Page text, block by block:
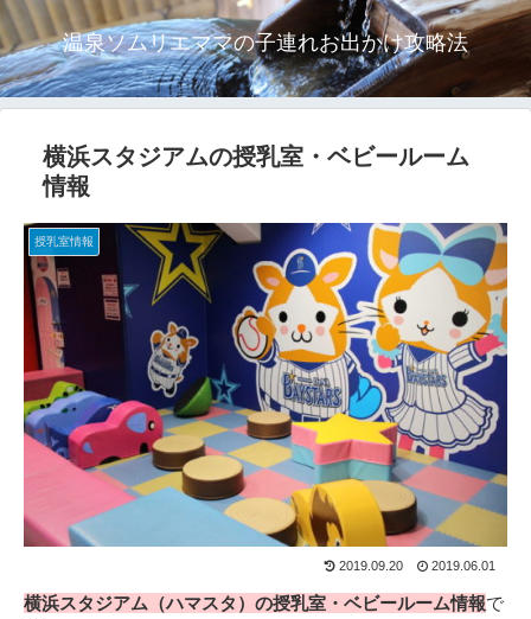
温泉ソムリエママの子連れお出かけ攻略法
横浜スタジアムの授乳室・ベビールーム
情報
授乳室情報
2019.09.20 2019.06.01
横浜スタジアム（ハマスタ）の授乳室・ベビールーム情報で